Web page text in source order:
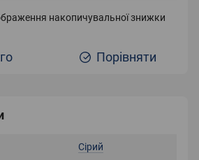
накопичувальної знижки
Порівняти
Сірий